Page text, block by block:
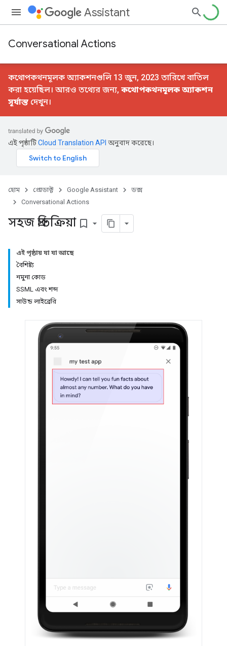
Assistant
Conversational Actions
কথোপকথনমূলক অ্যাকশনগুলি 13 জুন, 2023 তারিখে বাতিল
করা হয়েছিল। আরও তথ্যের জন্য, কথোপকথনমূলক অ্যাকশন
সূর্যাস্ত দেখুন।
এই পৃষ্ঠাটিCloud Translation API অনুবাদ করেছে।
হোম প্রোডাক্ট Google Assistant
ডক্স
Conversational Actions
সহজ প্রতিক্রিয়া bookmark_border
এই পৃষ্ঠায় যা যা আছে
বৈশিষ্ট্য
নমুনা কোড
SSML এবং শব্দ
সাউন্ড লাইব্রেরি